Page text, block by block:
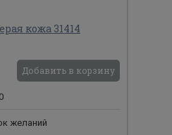
кожа 31414
Добавить в корзину
желаний